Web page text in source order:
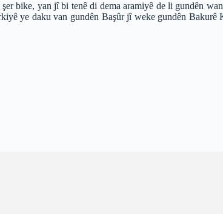
bike, yan jî bi tenê di dema aramiyê de li gundên
ye daku van gundên Başûr jî weke gundên